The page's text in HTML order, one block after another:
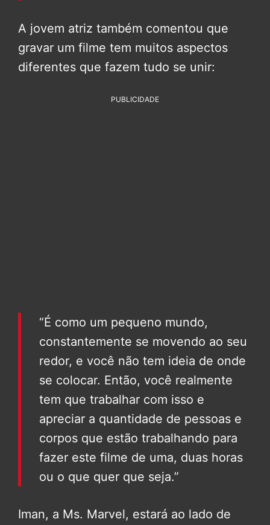
A jovem atriz também comentou que
gravar um filme tem muitos aspectos
diferentes que fazem tudo se unir:
PUBLICIDADE
“É como um pequeno mundo,
constantemente se movendo ao seu
redor, e você não tem ideia de onde
se colocar. Então, você realmente
tem que trabalhar com isso e
apreciar a quantidade de pessoas e
corpos que estão trabalhando para
fazer este filme de uma, duas horas
ou o que quer que seja.”
Iman, a Ms. Marvel, estará ao lado de